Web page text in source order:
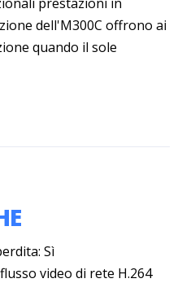
dell'M300C offrono ai
quando il sole
Sì
video di rete H.264